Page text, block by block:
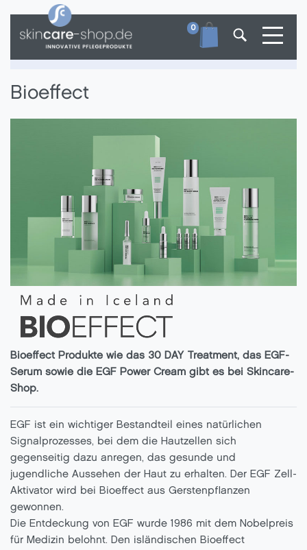
0
Bioeffect
Bioeffect Produkte wie das 30 DAY Treatment, das EGF-
Serum sowie die EGF Power Cream gibt es bei Skincare-
Shop.
EGF ist ein wichtiger Bestandteil eines natürlichen
Signalprozesses, bei dem die Hautzellen sich
gegenseitig dazu anregen, das gesunde und
jugendliche Aussehen der Haut zu erhalten. Der EGF Zell-
Aktivator wird bei Bioeffect aus Gerstenpflanzen
gewonnen.
Die Entdeckung von EGF wurde 1986 mit dem Nobelpreis
für Medizin belohnt. Den isländischen Bioeffect